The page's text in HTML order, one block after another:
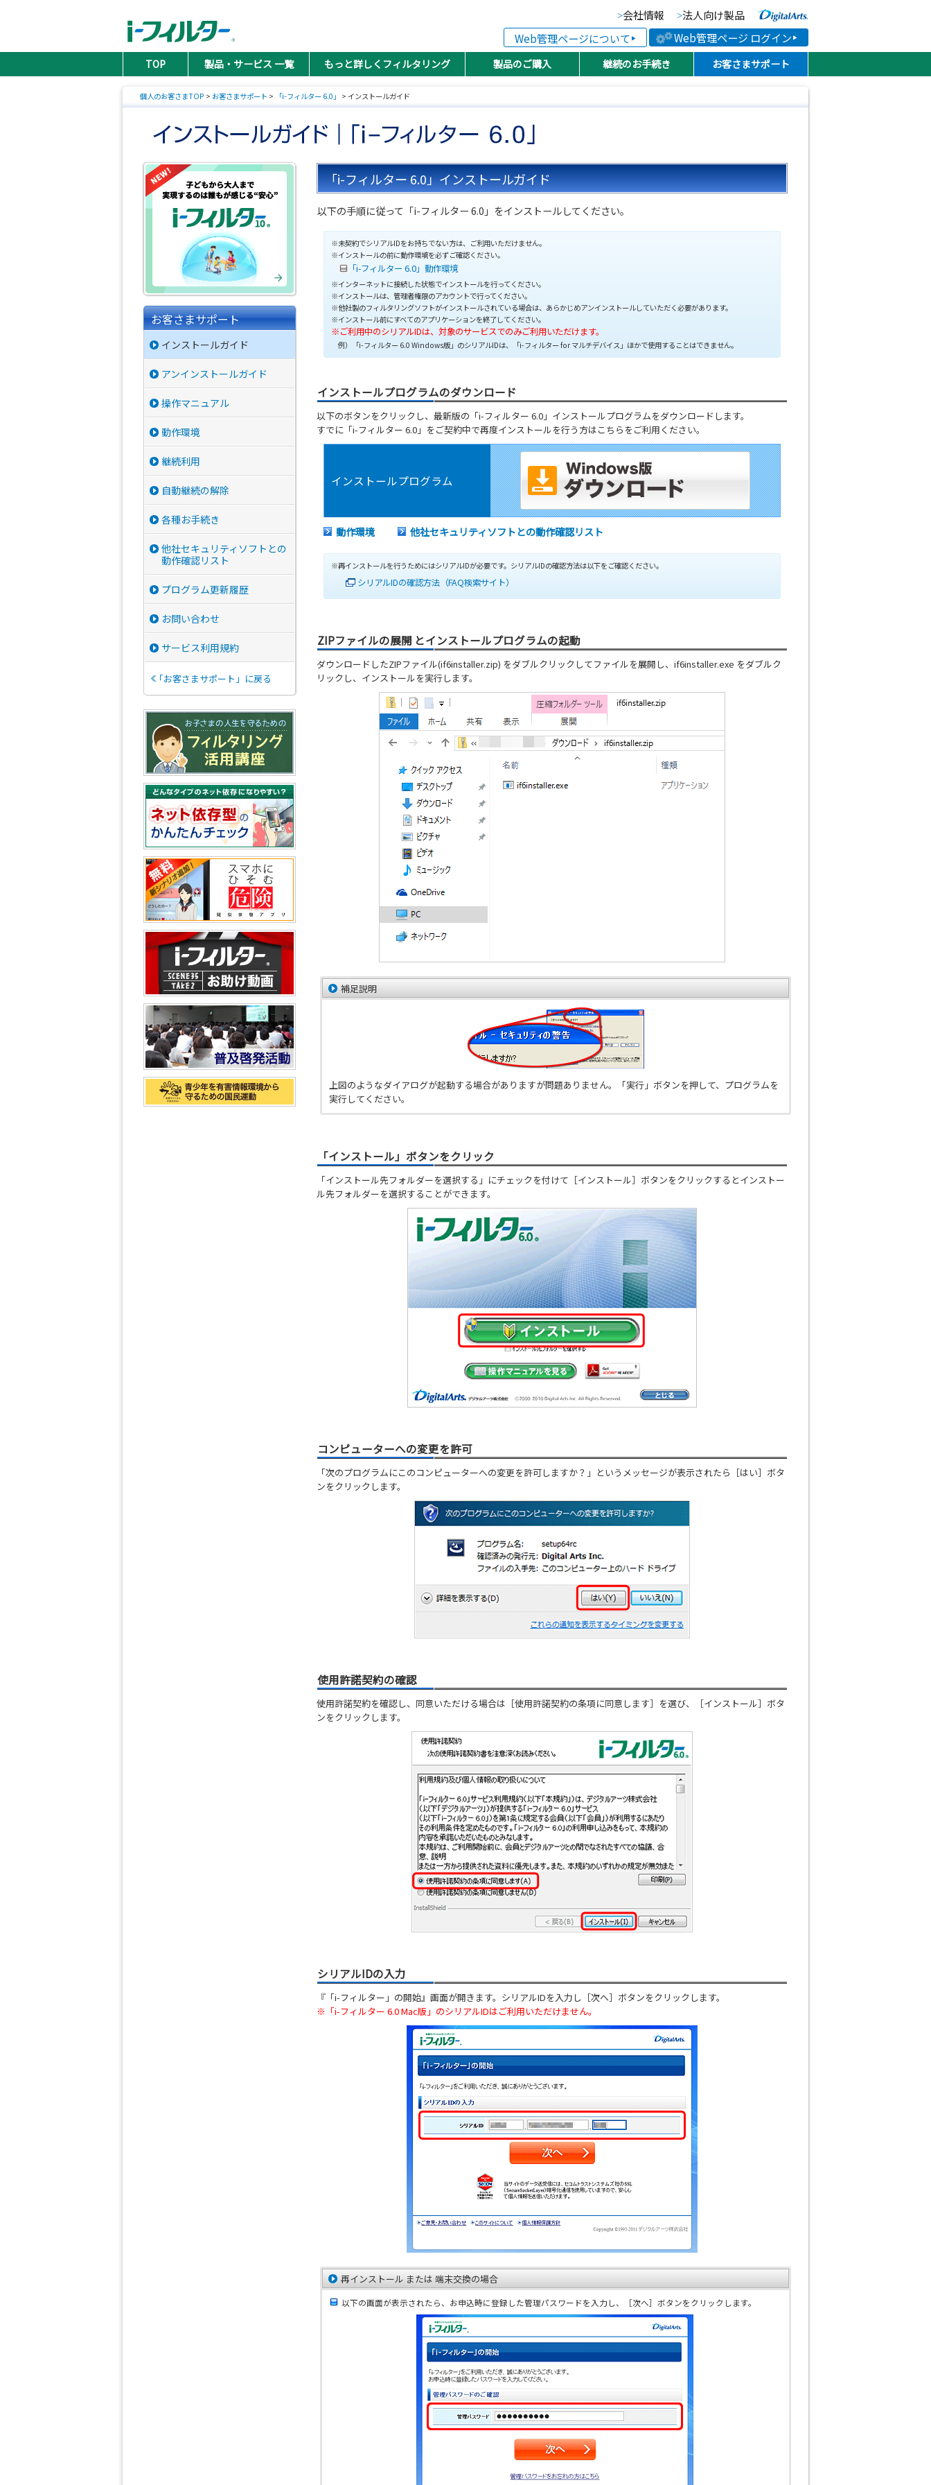
会社情報 法人向け製品
Web管理ページについて
Web管理ページ ログイン
TOP 製品・サービス 一覧 もっと詳しくフィルタリング 製品のご購入 継続のお手続き お客さまサポート
個人のお客さまTOP > お客さまサポート > 「i-フィルター 6.0」 > インストールガイド
「i-フィルター 6.0」インストールガイド
以下の手順に従って「i-フィルター 6.0」をインストールしてください。
※未契約でシリアルIDをお持ちでない方は、ご利用いただけません。
※インストールの前に動作環境を必ずご確認ください。
「i-フィルター 6.0」動作環境
※インターネットに接続した状態でインストールを行ってください。
※インストールは、管理者権限のアカウントで行ってください。
※他社製のフィルタリングソフトがインストールされている場合は、あらかじめアンインストールしていただく必要があります。
※インストール前にすべてのアプリケーションを終了してください。
※ご利用中のシリアルIDは、対象のサービスでのみご利用いただけます。
例）「i-フィルター 6.0 Windows版」のシリアルIDは、「i-フィルター for マルチデバイス」ほかで使用することはできません。
インストールプログラムのダウンロード
以下のボタンをクリックし、最新版の「i-フィルター 6.0」インストールプログラムをダウンロードします。
すでに「i-フィルター 6.0」をご契約中で再度インストールを行う方はこちらをご利用ください。
インストールプログラム
動作環境 他社セキュリティソフトとの動作確認リスト
※再インストールを行うためにはシリアルIDが必要です。シリアルIDの確認方法は以下をご確認ください。
シリアルIDの確認方法（FAQ検索サイト）
ZIPファイルの展開 とインストールプログラムの起動
ダウンロードしたZIPファイル(if6installer.zip) をダブルクリックしてファイルを展開し、if6installer.exe をダブルク
リックし、インストールを実行します。
補足説明
上図のようなダイアログが起動する場合がありますが問題ありません。「実行」ボタンを押して、プログラムを
実行してください。
「インストール」ボタンをクリック
「インストール先フォルダーを選択する」にチェックを付けて［インストール］ボタンをクリックするとインストー
ル先フォルダーを選択することができます。
コンピューターへの変更を許可
「次のプログラムにこのコンピューターへの変更を許可しますか？」というメッセージが表示されたら［はい］ボタ
ンをクリックします。
使用許諾契約の確認
使用許諾契約を確認し、同意いただける場合は［使用許諾契約の条項に同意します］を選び、［インストール］ボタ
ンをクリックします。
シリアルIDの入力
『「i-フィルター」の開始』画面が開きます。シリアルIDを入力し［次へ］ボタンをクリックします。
※「i-フィルター 6.0 Mac版」のシリアルIDはご利用いただけません。
再インストール または 端末交換の場合
以下の画面が表示されたら、お申込時に登録した管理パスワードを入力し、［次へ］ボタンをクリックします。
お客さまサポート
インストールガイド
アンインストールガイド
操作マニュアル
動作環境
継続利用
自動継続の解除
各種お手続き
他社セキュリティソフトとの
動作確認リスト
プログラム更新履歴
お問い合わせ
サービス利用規約
「お客さまサポート」に戻る